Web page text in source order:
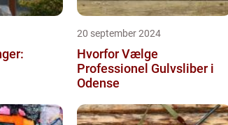
20 september 2024
Hvorfor Vælge
Professionel Gulvsliber i
Odense